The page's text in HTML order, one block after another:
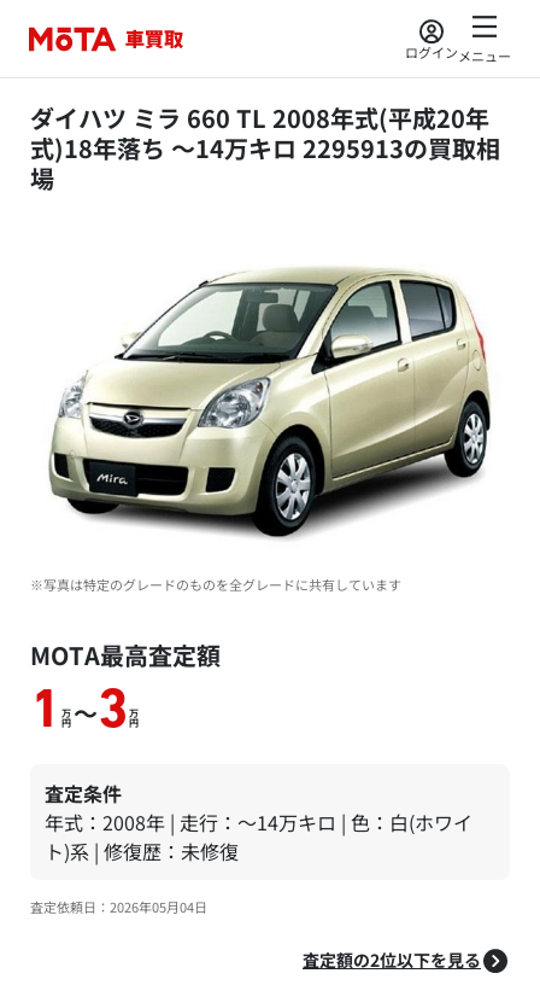
ログインメニュー
ダイハツ ミラ 660 TL 2008年式(平成20年
式)18年落ち ～14万キロ 2295913の買取相
場
※写真は特定のグレードのものを全グレードに共有しています
MOTA最高査定額
1 万
円 ～3 万
円
査定条件
年式：2008年 | 走行：～14万キロ | 色：白(ホワイ
ト)系 | 修復歴：未修復
査定依頼日：2026年05月04日
査定額の2位以下を見る